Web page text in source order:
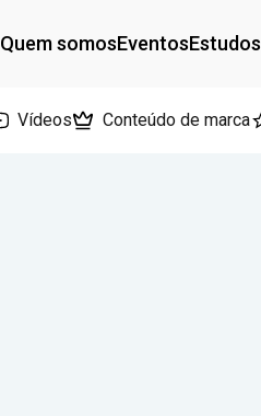
Quem somosEventosEstudos
Vídeos Conteúdo de marca